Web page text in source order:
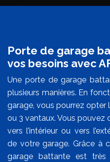
Porte de garage
vos besoins avec
Une porte de garage
plusieurs manières. En
garage, vous pourrez
ou 3 vantaux. Vous pouvez
vers l’intérieur ou vers
de votre garage. Grâce à
garage battante est très